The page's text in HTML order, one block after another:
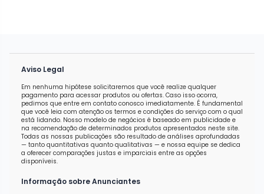
Aviso Legal
Em nenhuma hipótese solicitaremos que você realize qualquer
pagamento para acessar produtos ou ofertas. Caso isso ocorra,
pedimos que entre em contato conosco imediatamente. É fundamental
que você leia com atenção os termos e condições do serviço com o qual
está lidando. Nosso modelo de negócios é baseado em publicidade e
na recomendação de determinados produtos apresentados neste site.
Todas as nossas publicações são resultado de análises aprofundadas
— tanto quantitativas quanto qualitativas — e nossa equipe se dedica
a oferecer comparações justas e imparciais entre as opções
disponíveis.
Informação sobre Anunciantes